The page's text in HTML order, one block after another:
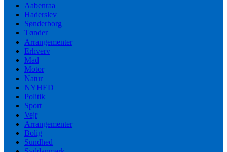
Aabenraa
Haderslev
Sønderborg
Tønder
Arrangementer
Erhverv
Mad
Motor
Natur
NYHED
Politik
Sport
Vejr
Arrangementer
Bolig
Sundhed